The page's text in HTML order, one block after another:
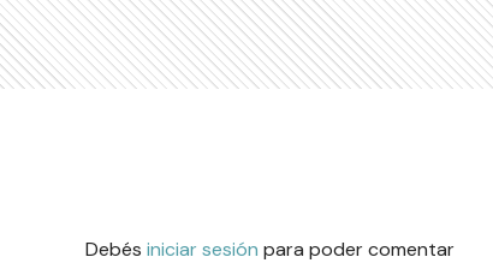
Debés iniciar sesión para poder comentar